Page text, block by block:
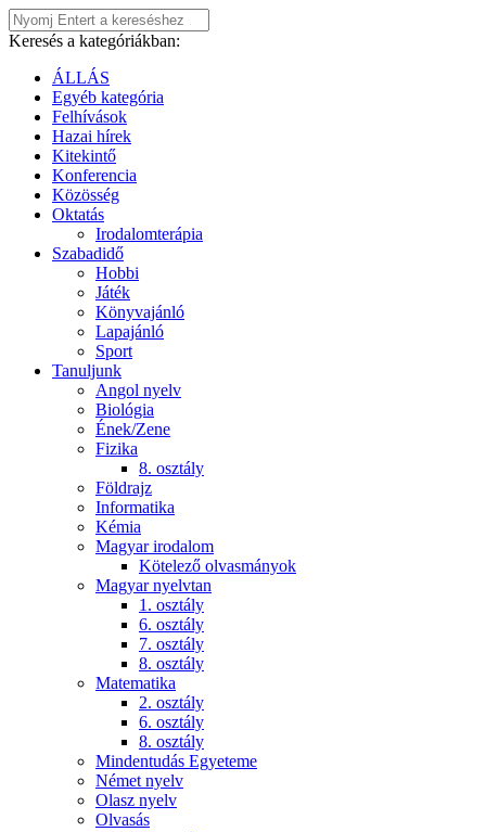
Keresés a kategóriákban:
ÁLLÁS
Egyéb kategória
Felhívások
Hazai hírek
Kitekintő
Konferencia
Közösség
Oktatás
Irodalomterápia
Szabadidő
Hobbi
Játék
Könyvajánló
Lapajánló
Sport
Tanuljunk
Angol nyelv
Biológia
Ének/Zene
Fizika
8. osztály
Földrajz
Informatika
Kémia
Magyar irodalom
Kötelező olvasmányok
Magyar nyelvtan
1. osztály
6. osztály
7. osztály
8. osztály
Matematika
2. osztály
6. osztály
8. osztály
Mindentudás Egyeteme
Német nyelv
Olasz nyelv
Olvasás